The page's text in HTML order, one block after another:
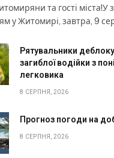
та гості міста!У
у Житомирі, завтра, 9
Рятувальники
загиблої водійки з
легковика
8 СЕРПНЯ, 2026
Прогноз погоди на
8 СЕРПНЯ, 2026